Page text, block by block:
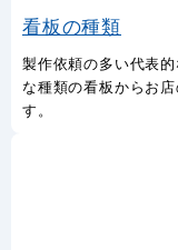
看板の種類
製作依頼の多い代表
な種類の看板からお
す。